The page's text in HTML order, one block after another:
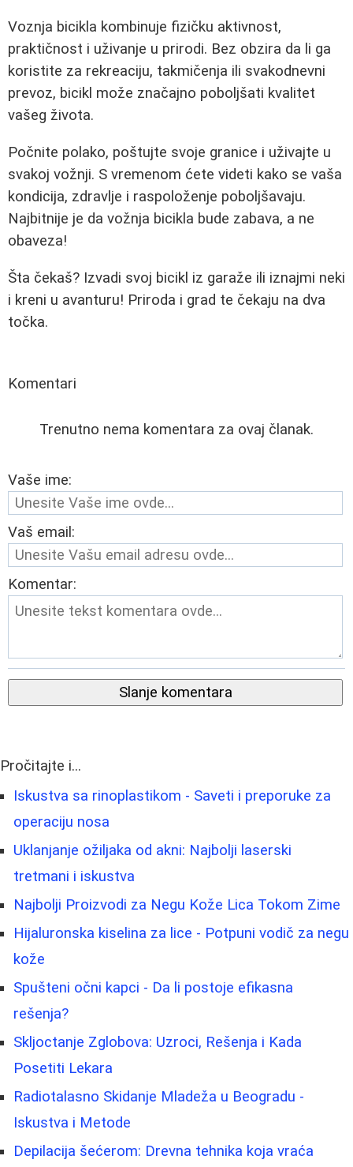
Voznja bicikla kombinuje fizičku aktivnost,
praktičnost i uživanje u prirodi. Bez obzira da li ga
koristite za rekreaciju, takmičenja ili svakodnevni
prevoz, bicikl može značajno poboljšati kvalitet
vašeg života.
Počnite polako, poštujte svoje granice i uživajte u
svakoj vožnji. S vremenom ćete videti kako se vaša
kondicija, zdravlje i raspoloženje poboljšavaju.
Najbitnije je da vožnja bicikla bude zabava, a ne
obaveza!
Šta čekaš? Izvadi svoj bicikl iz garaže ili iznajmi neki
i kreni u avanturu! Priroda i grad te čekaju na dva
točka.
Komentari
Trenutno nema komentara za ovaj članak.
Vaše ime:
Vaš email:
Komentar:
Slanje komentara
Pročitajte i...
Iskustva sa rinoplastikom - Saveti i preporuke za
operaciju nosa
Uklanjanje ožiljaka od akni: Najbolji laserski
tretmani i iskustva
Najbolji Proizvodi za Negu Kože Lica Tokom Zime
Hijaluronska kiselina za lice - Potpuni vodič za negu
kože
Spušteni očni kapci - Da li postoje efikasna
rešenja?
Skljoctanje Zglobova: Uzroci, Rešenja i Kada
Posetiti Lekara
Radiotalasno Skidanje Mladeža u Beogradu -
Iskustva i Metode
Depilacija šećerom: Drevna tehnika koja vraća